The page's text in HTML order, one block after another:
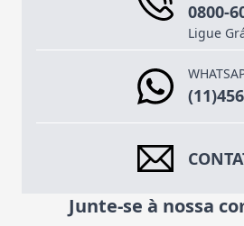
0800-
Ligue
Junte-se à nossa